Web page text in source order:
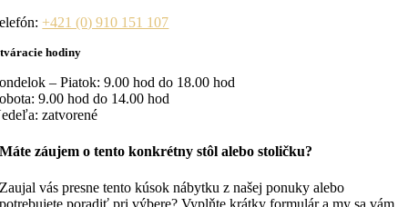
+421 (0) 910 151 107
hodiny
– Piatok: 9.00 hod do 18.00 hod
9.00 hod do 14.00 hod
zatvorené
Máte záujem o tento konkrétny stôl alebo stoličku?
Zaujal vás presne tento kúsok nábytku z našej ponuky alebo
potrebujete poradiť pri výbere? Vyplňte krátky formulár a my sa vám